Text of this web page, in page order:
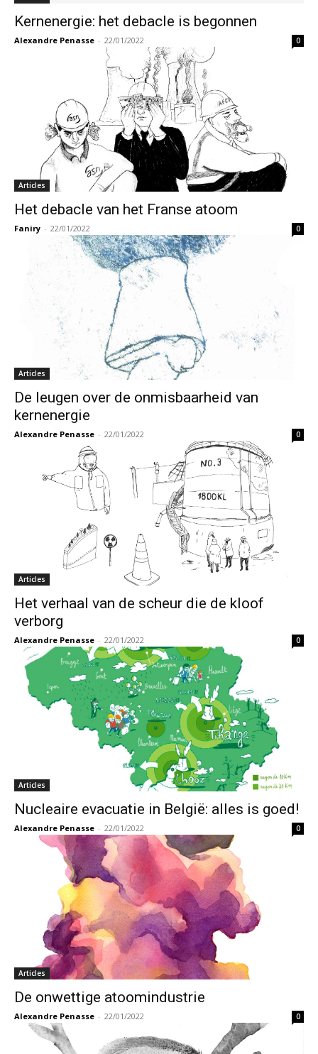
Kernenergie: het debacle is begonnen
Alexandre Penasse - 22/01/2022 0
Articles
Het debacle van het Franse atoom
Faniry - 22/01/2022 0
Articles
De leugen over de onmisbaarheid van
kernenergie
Alexandre Penasse - 22/01/2022 0
Articles
Het verhaal van de scheur die de kloof
verborg
Alexandre Penasse - 22/01/2022 0
Articles
Nucleaire evacuatie in België: alles is goed!
Alexandre Penasse - 22/01/2022 0
Articles
De onwettige atoomindustrie
Alexandre Penasse - 22/01/2022 0